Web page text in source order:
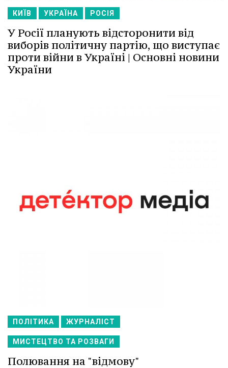
КИЇВ УКРАЇНА РОСІЯ
У Росії планують відсторонити від
виборів політичну партію, що виступає
проти війни в Україні | Основні новини
України
ПОЛІТИКА ЖУРНАЛІСТ
МИСТЕЦТВО ТА РОЗВАГИ
Полювання на "відмову"